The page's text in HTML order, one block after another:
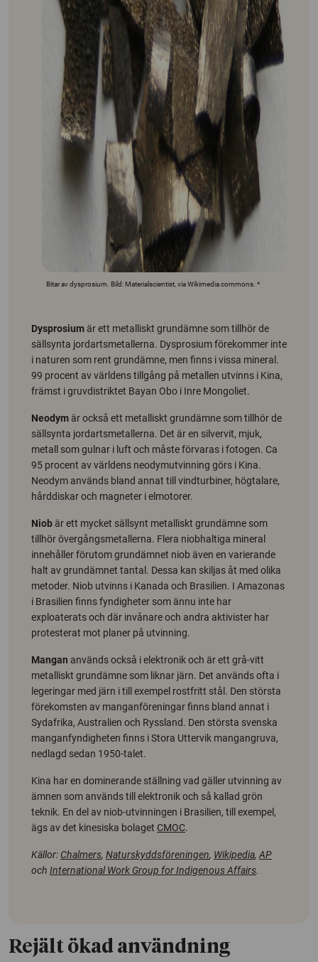
Bitar av dysprosium. Bild: Materialscientist, via Wikimedia commons. *
Dysprosiumär ett metalliskt grundämne som tillhör de
sällsynta jordartsmetallerna. Dysprosium förekommer inte
i naturen som rent grundämne, men finns i vissa mineral.
99 procent av världens tillgång på metallen utvinns i Kina,
främst i gruvdistriktet Bayan Obo i Inre Mongoliet.
Neodymär också ett metalliskt grundämne som tillhör de
sällsynta jordartsmetallerna. Det är en silvervit, mjuk,
metall som gulnar i luft och måste förvaras i fotogen. Ca
95 procent av världens neodymutvinning görs i Kina.
Neodym används bland annat till vindturbiner, högtalare,
hårddiskar och magneter i elmotorer.
Niobär ett mycket sällsynt metalliskt grundämne som
tillhör övergångsmetallerna. Flera niobhaltiga mineral
innehåller förutom grundämnet niob även en varierande
halt av grundämnet tantal. Dessa kan skiljas åt med olika
metoder. Niob utvinns i Kanada och Brasilien. I Amazonas
i Brasilien finns fyndigheter som ännu inte har
exploaterats och där invånare och andra aktivister har
protesterat mot planer på utvinning.
Mangan används också i elektronik och är ett grå-vitt
metalliskt grundämne som liknar järn. Det används ofta i
legeringar med järn i till exempel rostfritt stål. Den största
förekomsten av manganföreningar finns bland annat i
Sydafrika, Australien och Ryssland. Den största svenska
manganfyndigheten finns i Stora Uttervik mangangruva,
nedlagd sedan 1950-talet.
Kina har en dominerande ställning vad gäller utvinning av
ämnen som används till elektronik och så kallad grön
teknik. En del av niob-utvinningen i Brasilien, till exempel,
ägs av det kinesiska bolaget CMOC.
Källor: Chalmers, Naturskyddsföreningen, Wikipedia, AP
och International Work Group for Indigenous Affairs.
Rejält ökad användning